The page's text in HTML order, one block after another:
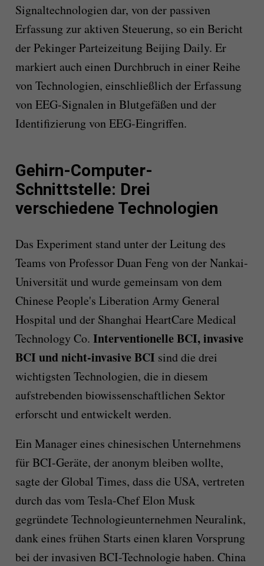
Signaltechnologien dar, von der passiven
Erfassung zur aktiven Steuerung, so ein Bericht
der Pekinger Parteizeitung Beijing Daily. Er
markiert auch einen Durchbruch in einer Reihe
von Technologien, einschließlich der Erfassung
von EEG-Signalen in Blutgefäßen und der
Identifizierung von EEG-Eingriffen.
Gehirn-Computer-
Schnittstelle: Drei
verschiedene Technologien
Das Experiment stand unter der Leitung des
Teams von Professor Duan Feng von der Nankai-
Universität und wurde gemeinsam von dem
Chinese People's Liberation Army General
Hospital und der Shanghai HeartCare Medical
Technology Co. Interventionelle BCI, invasive
BCI und nicht-invasive BCI sind die drei
wichtigsten Technologien, die in diesem
aufstrebenden biowissenschaftlichen Sektor
erforscht und entwickelt werden.
Ein Manager eines chinesischen Unternehmens
für BCI-Geräte, der anonym bleiben wollte,
sagte der Global Times, dass die USA, vertreten
durch das vom Tesla-Chef Elon Musk
gegründete Technologieunternehmen Neuralink,
dank eines frühen Starts einen klaren Vorsprung
bei der invasiven BCI-Technologie haben. China